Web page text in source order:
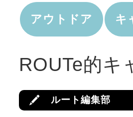
アウトドア キ
ROUTe的キ
ルート編集部